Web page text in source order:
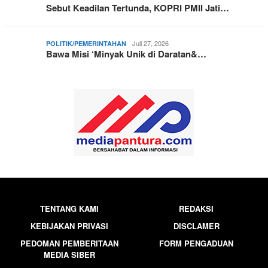
Sebut Keadilan Tertunda, KOPRI PMII Jati…
POLITIK/PEMERINTAHAN Juli 27, 2026
Bawa Misi ‘Minyak Unik di Daratan&…
TENTANG KAMI
REDAKSI
KEBIJAKAN PRIVASI
DISCLAMER
PEDOMAN PEMBERITAAN
MEDIA SIBER
FORM PENGADUAN